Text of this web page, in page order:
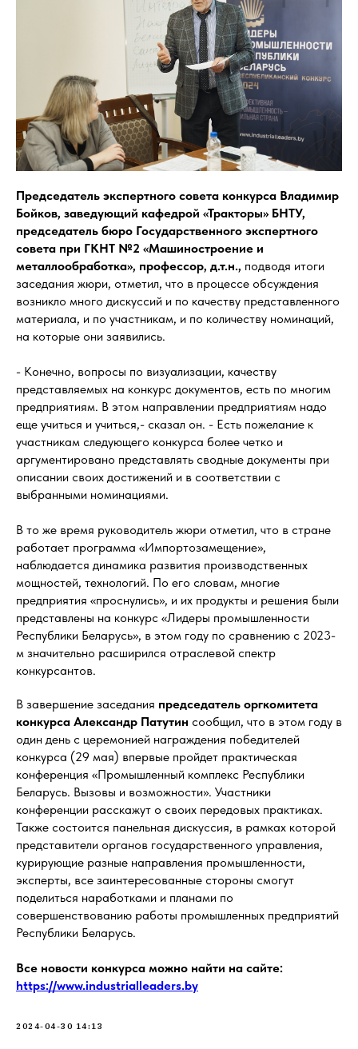
Председатель экспертного совета конкурса Владимир
Бойков, заведующий кафедрой «Тракторы» БНТУ,
председатель бюро Государственного экспертного
совета при ГКНТ №2 «Машиностроение и
металлообработка», профессор, д.т.н., подводя итоги
заседания жюри, отметил, что в процессе обсуждения
возникло много дискуссий и по качеству представленного
материала, и по участникам, и по количеству номинаций,
на которые они заявились.
- Конечно, вопросы по визуализации, качеству
представляемых на конкурс документов, есть по многим
предприятиям. В этом направлении предприятиям надо
еще учиться и учиться,- сказал он. - Есть пожелание к
участникам следующего конкурса более четко и
аргументировано представлять сводные документы при
описании своих достижений и в соответствии с
выбранными номинациями.
В то же время руководитель жюри отметил, что в стране
работает программа «Импортозамещение»,
наблюдается динамика развития производственных
мощностей, технологий. По его словам, многие
предприятия «проснулись», и их продукты и решения были
представлены на конкурс «Лидеры промышленности
Республики Беларусь», в этом году по сравнению с 2023-
м значительно расширился отраслевой спектр
конкурсантов.
В завершение заседания председатель оргкомитета
конкурса Александр Патутин сообщил, что в этом году в
один день с церемонией награждения победителей
конкурса (29 мая) впервые пройдет практическая
конференция «Промышленный комплекс Республики
Беларусь. Вызовы и возможности». Участники
конференции расскажут о своих передовых практиках.
Также состоится панельная дискуссия, в рамках которой
представители органов государственного управления,
курирующие разные направления промышленности,
эксперты, все заинтересованные стороны смогут
поделиться наработками и планами по
совершенствованию работы промышленных предприятий
Республики Беларусь.
Все новости конкурса можно найти на сайте:
https://www.industrialleaders.by
2024-04-30 14:13